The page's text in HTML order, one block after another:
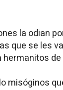
la odian
que se les
hermanitos
misóginos